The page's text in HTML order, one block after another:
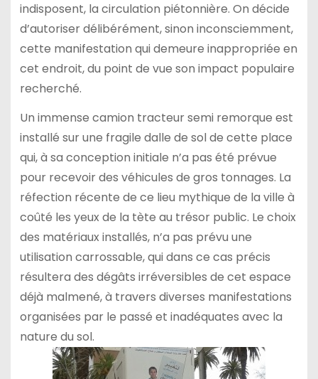
indisposent, la circulation piétonnière. On décide
d’autoriser délibérément, sinon inconsciemment,
cette manifestation qui demeure inappropriée en
cet endroit, du point de vue son impact populaire
recherché.
Un immense camion tracteur semi remorque est
installé sur une fragile dalle de sol de cette place
qui, à sa conception initiale n’a pas été prévue
pour recevoir des véhicules de gros tonnages. La
réfection récente de ce lieu mythique de la ville à
coûté les yeux de la tète au trésor public. Le choix
des matériaux installés, n’a pas prévu une
utilisation carrossable, qui dans ce cas précis
résultera des dégâts irréversibles de cet espace
déjà malmené, à travers diverses manifestations
organisées par le passé et inadéquates avec la
nature du sol.